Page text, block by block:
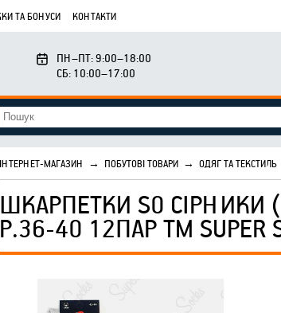
ТА БОНУСИ КОНТАКТИ
ПН–ПТ: 9:00–18:00
СБ: 10:00–17:00
ІНТЕРНЕТ-МАГАЗИН → ПОБУТОВІ ТОВАРИ → ОДЯГ ТА ТЕКСТИЛЬ
ШКАРПЕТКИ S0 СІРНИКИ
Р.36-40 12ПАР ТМ SUPER